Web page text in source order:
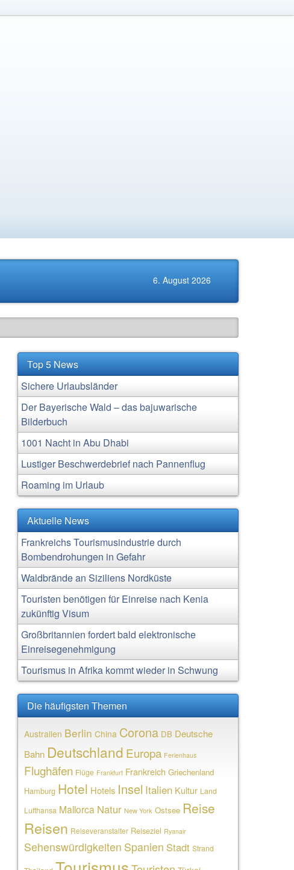
6. August 2026
Top 5 News
Sichere Urlaubsländer
Der Bayerische Wald – das bajuwarische
Bilderbuch
1001 Nacht in Abu Dhabi
Lustiger Beschwerdebrief nach Pannenflug
Roaming im Urlaub
Aktuelle News
Frankreichs Tourismusindustrie durch
Bombendrohungen in Gefahr
Waldbrände an Siziliens Nordküste
Touristen benötigen für Einreise nach Kenia
zukünftig Visum
Großbritannien fordert bald elektronische
Einreisegenehmigung
Tourismus in Afrika kommt wieder in Schwung
Die häufigsten Themen
Australien Berlin China Corona DB Deutsche
Bahn Deutschland Europa Ferienhaus
Flughäfen Flüge Frankfurt Frankreich Griechenland
Hamburg Hotel Hotels Insel Italien Kultur Land
Lufthansa Mallorca Natur New York Ostsee Reise
Reisen Reiseveranstalter Reiseziel Ryanair
Sehenswürdigkeiten Spanien Stadt Strand